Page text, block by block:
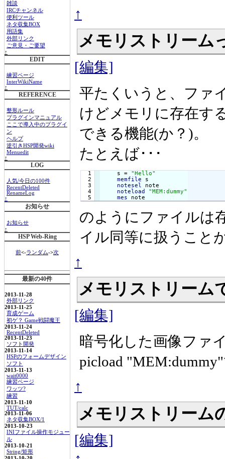
雑談
IRCチャンネル
便利ツール
ネタ収集BOX
用語集
外部リンク
ご意見・ご要望
↑
EDIT
練習ページ
InterWikiName
↑
REFERENCE
整形ルール
プラグインマニュアル
ここで導入中のプラグイ
ン
ヘルプ
逆引きHSP開発wiki
Menuedit
↑
LOG
人気/今日の100件
RecentDeleted
RenameLog
↑
お知らせ
お知らせ
↑
HSP Web-Ring
前<-ランダム->次
最新の40件
2013-11-28
外部リンク
2013-11-25
育成ゲーム
初ゲ？ Game戦闘魔王
2013-11-24
RecentDeleted
2013-11-23
ソフト開発
2013-11-14
HSPのフォームデザイン
ソフト
2013-11-13
wait0000
練習ページ
ワッツ?
練習
2013-11-10
TUT/calc
2013-11-06
ネタ収集BOX/1
2013-10-23
INIファイル操作モジュー
ル
2013-10-21
String/矩形
↑
メモリストリーム
[編集]
平たくいうと、ファ
けどメモリに存在す
できる機能(か？)。
たとえば･･･
  1
  2
  3
  4
    s =
"Hello"
memfile
s
notesel
note
noteload
"MEM:dummy"
mes
note
のようにファイルは
イル同等に扱うこと
↑
メモリストリーム
[編集]
暗号化した画像ファ
picload
↑
メモリストリーム
[編集]